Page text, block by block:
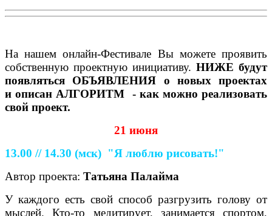
На нашем онлайн-Фестивале Вы можете проявить
собственную проектную инициативу. НИЖЕ будут
появляться ОБЪЯВЛЕНИЯ о новых проектах
иописан АЛГОРИТМ - как можно реализовать
свой проект.
21 июня
13.00 // 14.30 (мск) "Я люблю рисовать!"
Автор проекта: Татьяна Палайма
У каждого есть свой способ разгрузить голову от
мыслей. Кто-то медитирует, занимается спортом,